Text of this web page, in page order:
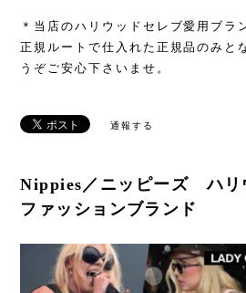
＊当店のハリウッドセレブ愛用ブラ
正規ルートで仕入れた正規品のみと
うぞご安心下さいませ。
通報する
Nippies／ニッピーズ ハリ
ファッションブランド